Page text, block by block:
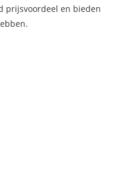
prijsvoordeel en bieden